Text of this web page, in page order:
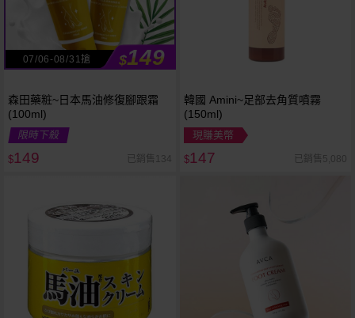
07/06-08/31搶 $149
森田藥粧~日本馬油修復腳跟霜
(100ml)
限時下殺
$149 已銷售134
韓國 Amini~足部去角質噴霧
(150ml)
現賺美幣
$147 已銷售5,080